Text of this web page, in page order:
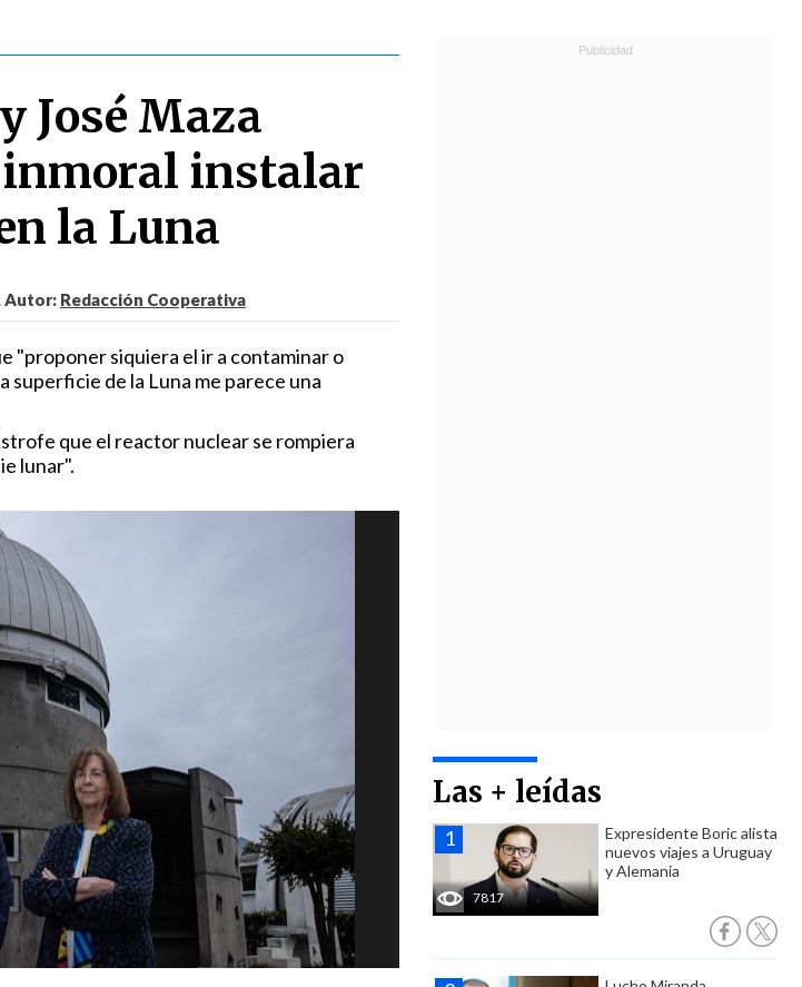
José Maza
inmoral instalar
la Luna
Autor: Redacción Cooperativa
"proponer siquiera el ir a contaminar o
superficie de la Luna me parece una
que el reactor nuclear se rompiera
lunar".
Las + leídas
7817
Expresidente Boric alista
nuevos viajes a Uruguay
y Alemania